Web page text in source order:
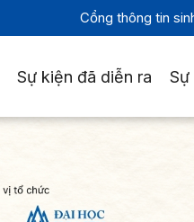
Cổng thông tin
Sự kiện đã diễn ra Sự